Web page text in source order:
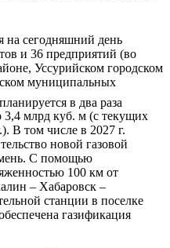
на сегодняшний день
и 36 предприятий (во
Уссурийском городском
муниципальных
в два раза
3,4 млрд куб. м (с текущих
В том числе в 2027 г.
новой газовой
С помощью
100 км от
– Хабаровск –
станции в поселке
газификация